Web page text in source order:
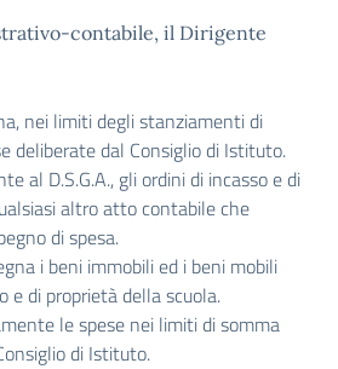
contabile, il Dirigente
nei limiti degli stanziamenti di
deliberate dal Consiglio di Istituto.
al D.S.G.A., gli ordini di incasso e di
altro atto contabile che
di spesa.
i beni immobili ed i beni mobili
e di proprietà della scuola.
le spese nei limiti di somma
di Istituto.